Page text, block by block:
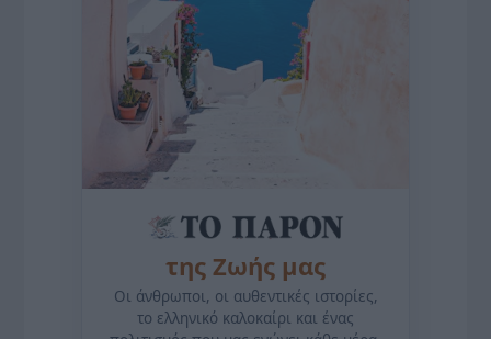
της Ζωής μας
Οι άνθρωποι, οι αυθεντικές ιστορίες,
το ελληνικό καλοκαίρι και ένας